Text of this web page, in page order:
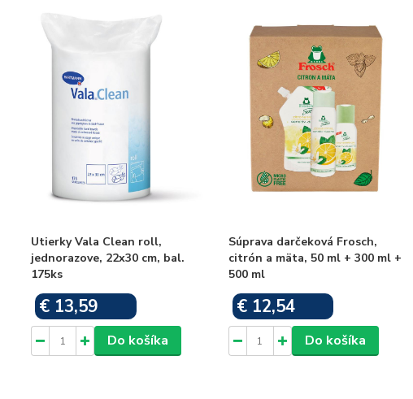
Utierky Vala Clean roll,
jednorazove, 22x30 cm, bal.
175ks
€ 13,59
Do košíka
Súprava darčeková Frosch,
citrón a mäta, 50 ml + 300 ml +
500 ml
€ 12,54
Do košíka